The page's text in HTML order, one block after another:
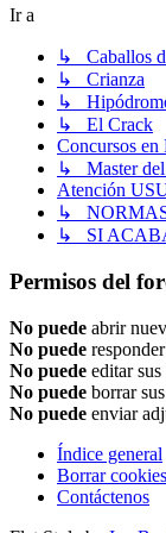
Ir a
↳ Caballos
↳ Crianza
↳
↳ El Crack
Concursos en
↳ Master del
Atención
↳ NORMAS
↳ SI
Permisos del
No puede abrir
No puede
No puede editar sus
No puede borrar
No puede enviar
Índice general
Borrar cookies
Contáctenos